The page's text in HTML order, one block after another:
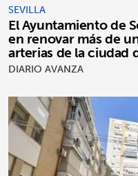
SEVILLA
El Ayuntamiento de
en renovar más de
arterias de la ciudad
DIARIO AVANZA